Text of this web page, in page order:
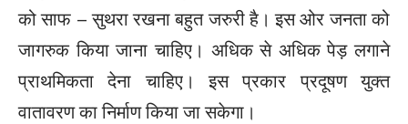
को साफ – सुथरा रखना बहुत जरुरी है। इस ओर जनता को
जागरुक किया जाना चाहिए। अधिक से अधिक पेड़ लगाने
प्राथमिकता देना चाहिए। इस प्रकार प्रदूषण युक्त
वातावरण का निर्माण किया जा सकेगा।